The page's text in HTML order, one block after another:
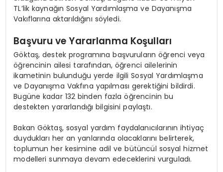
TL’lik kaynağın Sosyal Yardımlaşma ve Dayanışma
Vakıflarına aktarıldığını söyledi.
Başvuru ve Yararlanma Koşulları
Göktaş, destek programına başvuruların öğrenci veya
öğrencinin ailesi tarafından, öğrenci ailelerinin
ikametinin bulunduğu yerde ilgili Sosyal Yardımlaşma
ve Dayanışma Vakfına yapılması gerektiğini bildirdi.
Bugüne kadar 132 binden fazla öğrencinin bu
destekten yararlandığı bilgisini paylaştı.
Bakan Göktaş, sosyal yardım faydalanıcılarının ihtiyaç
duydukları her an yanlarında olacaklarını belirterek,
toplumun her kesimine adil ve bütüncül sosyal hizmet
modelleri sunmaya devam edeceklerini vurguladı.